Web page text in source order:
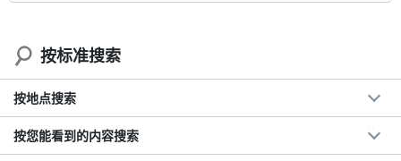
按标准搜索
按地点搜索
按您能看到的内容搜索